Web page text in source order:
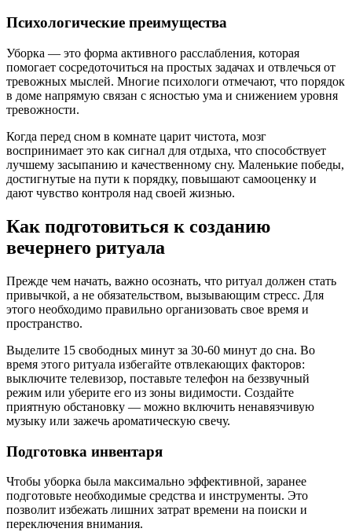
Психологические преимущества
Уборка — это форма активного расслабления, которая
помогает сосредоточиться на простых задачах и отвлечься от
тревожных мыслей. Многие психологи отмечают, что порядок
в доме напрямую связан с ясностью ума и снижением уровня
тревожности.
Когда перед сном в комнате царит чистота, мозг
воспринимает это как сигнал для отдыха, что способствует
лучшему засыпанию и качественному сну. Маленькие победы,
достигнутые на пути к порядку, повышают самооценку и
дают чувство контроля над своей жизнью.
Как подготовиться к созданию
вечернего ритуала
Прежде чем начать, важно осознать, что ритуал должен стать
привычкой, а не обязательством, вызывающим стресс. Для
этого необходимо правильно организовать свое время и
пространство.
Выделите 15 свободных минут за 30-60 минут до сна. Во
время этого ритуала избегайте отвлекающих факторов:
выключите телевизор, поставьте телефон на беззвучный
режим или уберите его из зоны видимости. Создайте
приятную обстановку — можно включить ненавязчивую
музыку или зажечь ароматическую свечу.
Подготовка инвентаря
Чтобы уборка была максимально эффективной, заранее
подготовьте необходимые средства и инструменты. Это
позволит избежать лишних затрат времени на поиски и
переключения внимания.